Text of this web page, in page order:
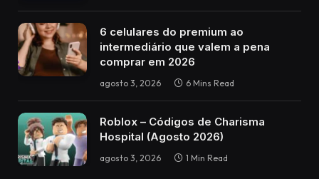
6 celulares do premium ao
intermediário que valem a pena
comprar em 2026
agosto 3, 2026 6 Mins Read
Roblox – Códigos de Charisma
Hospital (Agosto 2026)
agosto 3, 2026 1 Min Read